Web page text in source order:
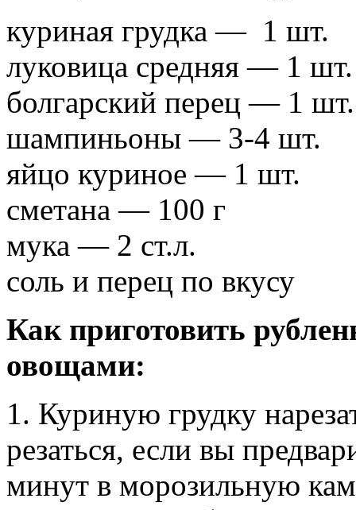
куриная грудка — 1 шт.
луковица средняя — 1 шт.
болгарский перец — 1 шт.
шампиньоны — 3-4 шт.
яйцо куриное — 1 шт.
сметана — 100 г
мука — 2 ст.л.
соль и перец по вкусу
Как приготовить
овощами:
1. Куриную грудку
резаться, если вы
минут в морозильную